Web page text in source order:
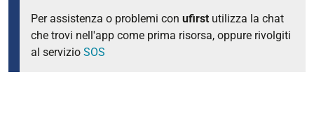
Per assistenza o problemi con ufirst utilizza la chat
che trovi nell'app come prima risorsa, oppure rivolgiti
al servizio SOS